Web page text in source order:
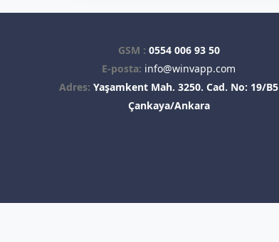
GSM : 0554 006 93 50
E-posta: info@winvapp.com
Adres: Yaşamkent Mah. 3250. Cad. No: 19/B5
Çankaya/Ankara